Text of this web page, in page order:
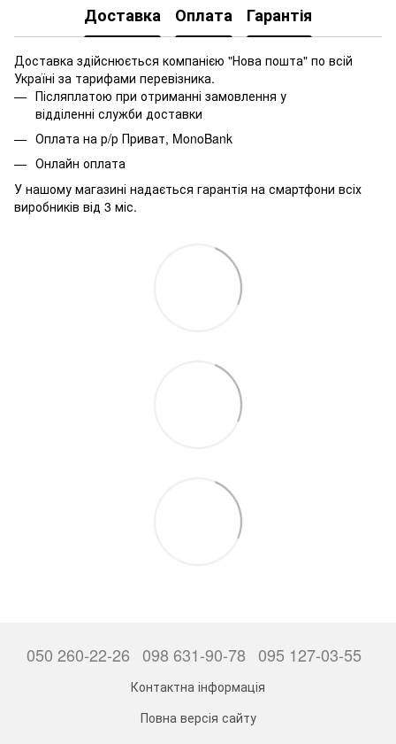
Доставка Оплата Гарантія
Доставка здійснюється компанією "Нова пошта" по всій
Україні за тарифами перевізника.
Післяплатою при отриманні замовлення у
відділенні служби доставки
Оплата на р/р Приват, MonoBank
Онлайн оплата
У нашому магазині надається гарантія на смартфони всіх
виробників від 3 міс.
050 260-22-26 098 631-90-78 095 127-03-55
Контактна інформація
Повна версія сайту